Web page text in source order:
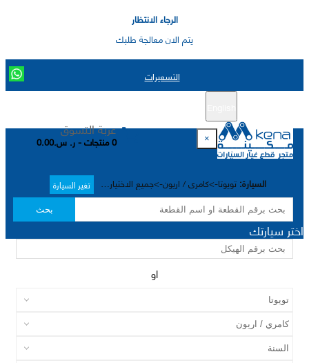
الرجاء الانتظار
يتم الان معالجة طلبك
التسعيرات
عربة التسوق
0 منتجات - ر. س.0.00
السيارة: تويوتا->كامري / اريون->جميع الاختيارات-> تغير السيارة
بحث
×
اختر سيارتك
او